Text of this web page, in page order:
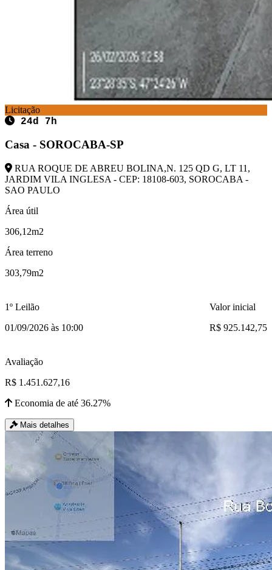
Licitação
24d 7h
Casa - SOROCABA-SP
RUA ROQUE DE ABREU BOLINA,N. 125 QD G, LT 11,
JARDIM VILA INGLESA - CEP: 18108-603, SOROCABA -
SAO PAULO
Área útil
306,12m2
Área terreno
303,79m2
1º Leilão
01/09/2026 às 10:00
Valor inicial
R$ 925.142,75
Avaliação
R$ 1.451.627,16
Economia de até 36.27%
Mais detalhes